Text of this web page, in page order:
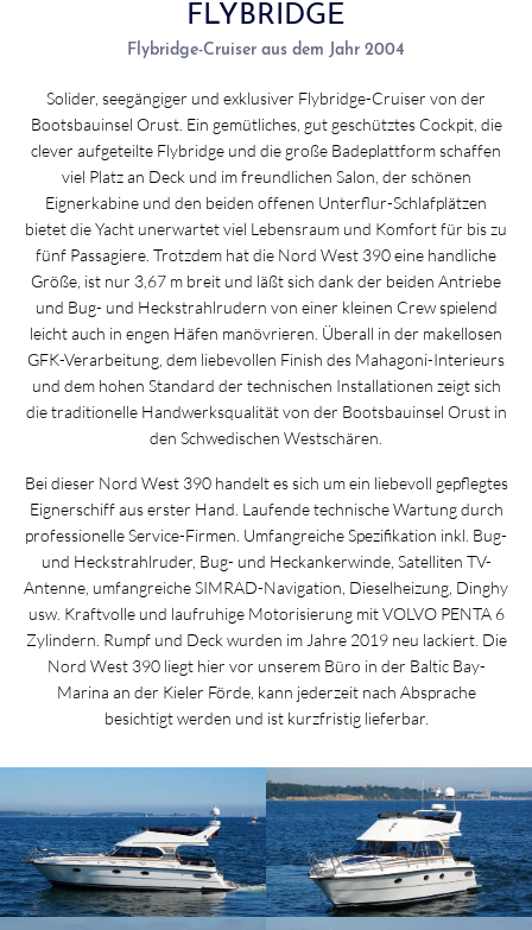
FLYBRIDGE
Flybridge-Cruiser aus dem Jahr 2004
Solider, seegängiger und exklusiver Flybridge-Cruiser von der
Bootsbauinsel Orust. Ein gemütliches, gut geschütztes Cockpit, die
clever aufgeteilte Flybridge und die große Badeplattform schaffen
viel Platz an Deck und im freundlichen Salon, der schönen
Eignerkabine und den beiden offenen Unterflur-Schlafplätzen
bietet die Yacht unerwartet viel Lebensraum und Komfort für bis zu
fünf Passagiere. Trotzdem hat die Nord West 390 eine handliche
Größe, ist nur 3,67 m breit und läßt sich dank der beiden Antriebe
und Bug- und Heckstrahlrudern von einer kleinen Crew spielend
leicht auch in engen Häfen manövrieren. Überall in der makellosen
GFK-Verarbeitung, dem liebevollen Finish des Mahagoni-Interieurs
und dem hohen Standard der technischen Installationen zeigt sich
die traditionelle Handwerksqualität von der Bootsbauinsel Orust in
den Schwedischen Westschären.
Bei dieser Nord West 390 handelt es sich um ein liebevoll gepflegtes
Eignerschiff aus erster Hand. Laufende technische Wartung durch
professionelle Service-Firmen. Umfangreiche Spezifikation inkl. Bug-
und Heckstrahlruder, Bug- und Heckankerwinde, Satelliten TV-
Antenne, umfangreiche SIMRAD-Navigation, Dieselheizung, Dinghy
usw. Kraftvolle und laufruhige Motorisierung mit VOLVO PENTA 6
Zylindern. Rumpf und Deck wurden im Jahre 2019 neu lackiert. Die
Nord West 390 liegt hier vor unserem Büro in der Baltic Bay-
Marina an der Kieler Förde, kann jederzeit nach Absprache
besichtigt werden und ist kurzfristig lieferbar.